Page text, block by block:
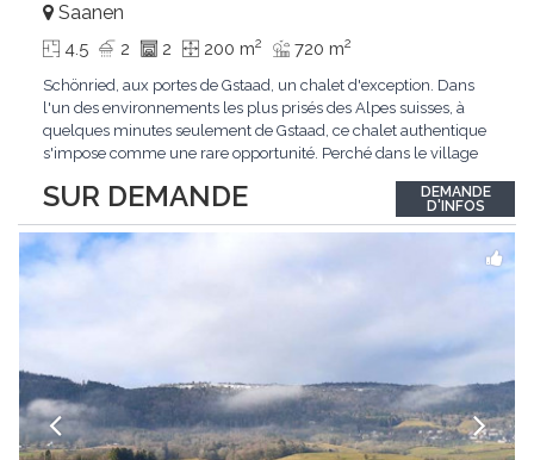
SUR DEMANDE
Saanen
4.5 2 2 200 m2 720 m2
Schönried, aux portes de Gstaad, un chalet d'exception. Dans
l'un des environnements les plus prisés des Alpes suisses, à
quelques minutes seulement de Gstaad, ce chalet authentique
s'impose comme une rare opportunité. Perché dans le village
station et les sommets qui l'encadrent, un spectacle qui change
au fil des saisons. Avec...
DEMANDE
D'INFOS